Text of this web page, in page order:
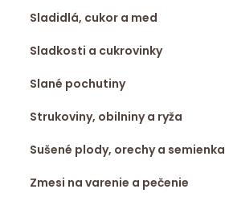
Sladidlá, cukor a med
Sladkosti a cukrovinky
Slané pochutiny
Strukoviny, obilniny a ryža
Sušené plody, orechy a semienka
Zmesi na varenie a pečenie